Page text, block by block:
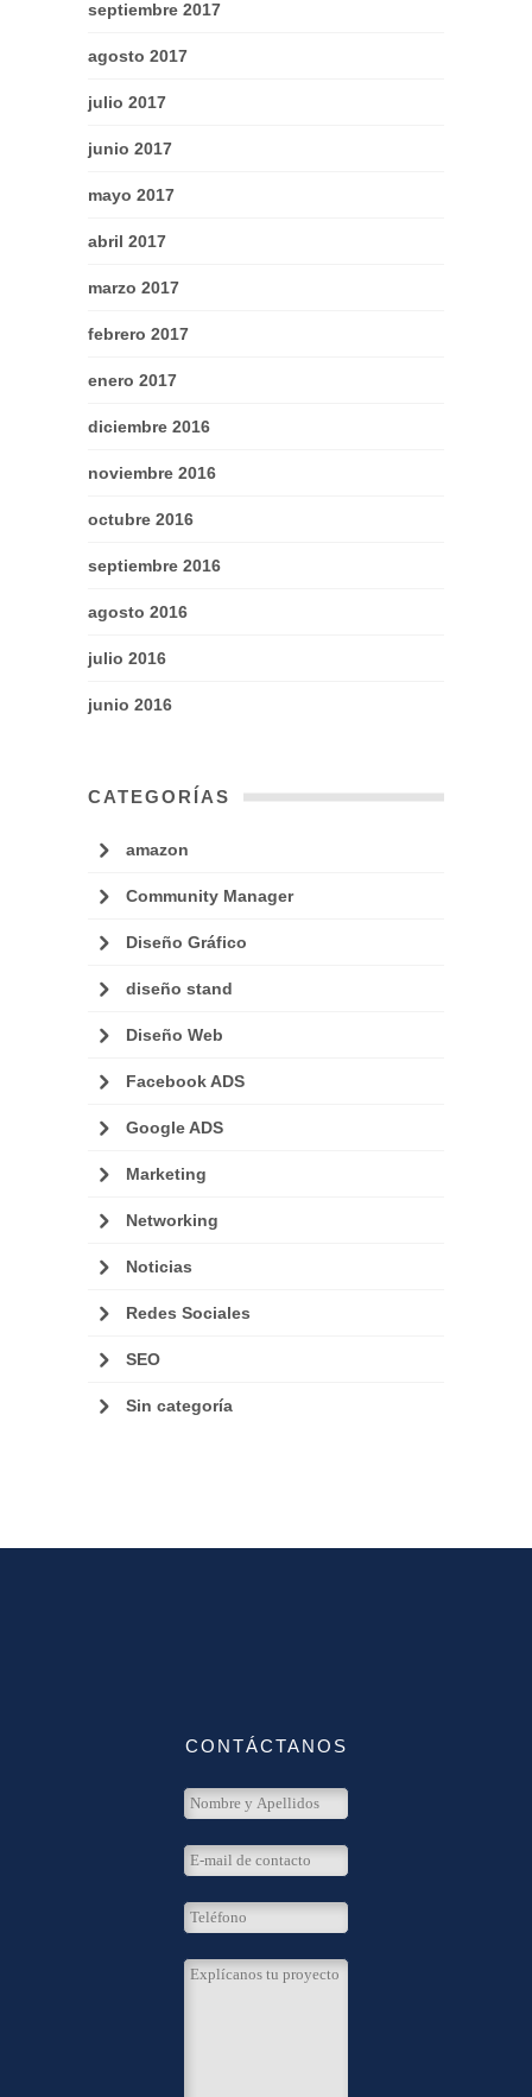
septiembre 2017
agosto 2017
julio 2017
junio 2017
mayo 2017
abril 2017
marzo 2017
febrero 2017
enero 2017
diciembre 2016
noviembre 2016
octubre 2016
septiembre 2016
agosto 2016
julio 2016
junio 2016
CATEGORÍAS
amazon
Community Manager
Diseño Gráfico
diseño stand
Diseño Web
Facebook ADS
Google ADS
Marketing
Networking
Noticias
Redes Sociales
SEO
Sin categoría
CONTÁCTANOS